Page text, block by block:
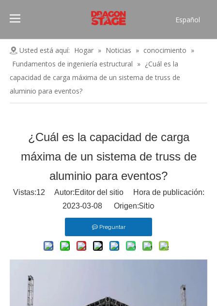
Español
Pусский
Français
العربية
English
Usted está aquí: Hogar » Noticias » conocimiento »
Fundamentos de ingeniería estructural » ¿Cuál es la
capacidad de carga máxima de un sistema de truss de
aluminio para eventos?
¿Cuál es la capacidad de carga
máxima de un sistema de truss de
aluminio para eventos?
Vistas:12 Autor:Editor del sitio Hora de publicación:
2023-03-08 Origen:Sitio
Preguntar